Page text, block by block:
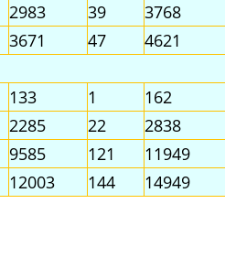
2983 39
3768
3671 47
4621
133 1
162
2285 22
2838
9585 121
11949
12003 144 14949